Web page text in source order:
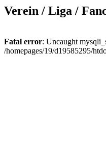
Verein / Liga /
Fatal error: Uncaught
/homepages/19/d19585295/